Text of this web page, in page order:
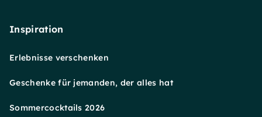
Inspiration
Erlebnisse verschenken
Geschenke für jemanden, der alles hat
Sommercocktails 2026